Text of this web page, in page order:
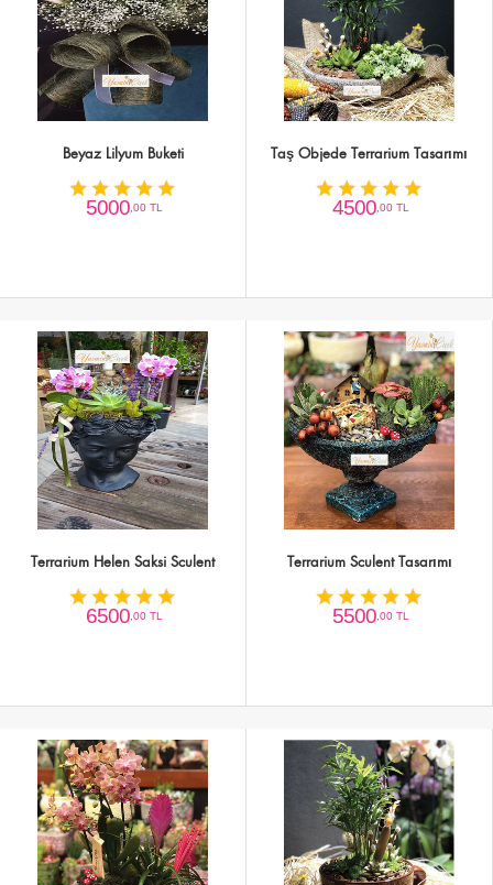
Beyaz Lilyum Buketi
5000,00 TL
Taş Objede Terrarium Tasarımı
4500,00 TL
Terrarium Helen Saksi Sculent
6500,00 TL
Terrarium Sculent Tasarımı
5500,00 TL